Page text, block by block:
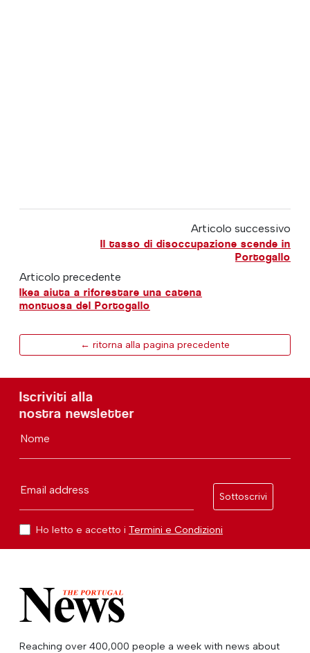
Articolo successivo
Il tasso di disoccupazione scende in
Portogallo
Articolo precedente
Ikea aiuta a riforestare una catena
montuosa del Portogallo
← ritorna alla pagina precedente
Iscriviti alla
nostra newsletter
Nome
Email address
Sottoscrivi
Ho letto e accetto i Termini e Condizioni
Reaching over 400,000 people a week with news about